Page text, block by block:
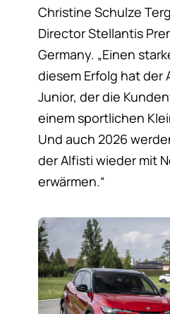
Christine Schulze
Director Stellantis
Germany. „Einen
diesem Erfolg hat der
Junior, der die
einem sportlichen
Und auch 2026
der Alfisti wieder mit
erwärmen.“